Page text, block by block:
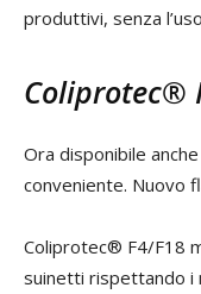
produttivi, senza
Coliprotec®
Ora disponibile
conveniente. Nuovo
Coliprotec® F4/F18
suinetti rispettando i